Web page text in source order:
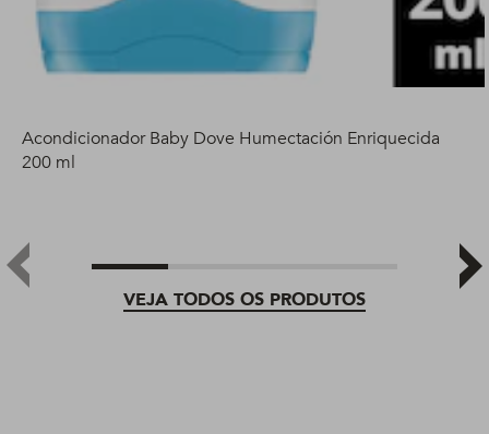
VEJA TODOS OS PRODUTOS
Acondicionador Baby Dove Humectación Enriquecida
200 ml